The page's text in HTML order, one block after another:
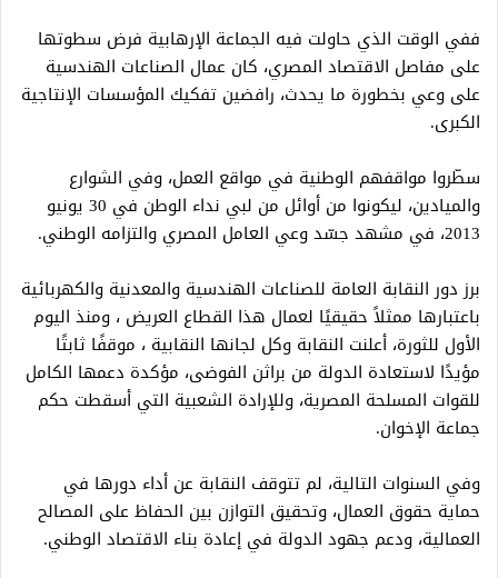
ففي الوقت الذي حاولت فيه الجماعة الإرهابية فرض سطوتها
على مفاصل الاقتصاد المصري، كان عمال الصناعات الهندسية
على وعي بخطورة ما يحدث، رافضين تفكيك المؤسسات الإنتاجية
الكبرى.
سطّروا مواقفهم الوطنية في مواقع العمل، وفي الشوارع
والميادين، ليكونوا من أوائل من لبي نداء الوطن في 30 يونيو
2013، في مشهد جسّد وعي العامل المصري والتزامه الوطني.
برز دور النقابة العامة للصناعات الهندسية والمعدنية والكهربائية
باعتبارها ممثلاً حقيقيًا لعمال هذا القطاع العريض ، ومنذ اليوم
الأول للثورة، أعلنت النقابة وكل لجانها النقابية ، موقفًا ثابتًا
مؤيدًا لاستعادة الدولة من براثن الفوضى، مؤكدة دعمها الكامل
للقوات المسلحة المصرية، وللإرادة الشعبية التي أسقطت حكم
جماعة الإخوان.
وفي السنوات التالية، لم تتوقف النقابة عن أداء دورها في
حماية حقوق العمال، وتحقيق التوازن بين الحفاظ على المصالح
العمالية، ودعم جهود الدولة في إعادة بناء الاقتصاد الوطني.